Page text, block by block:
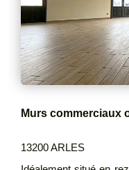
Murs commerciaux
13200 ARLES